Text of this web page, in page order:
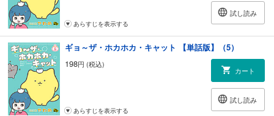
試し読み
あらすじを表示する
ギョ～ザ・ホカホカ・キャット 【単話版】（5）
198円 (税込)
カート
試し読み
あらすじを表示する